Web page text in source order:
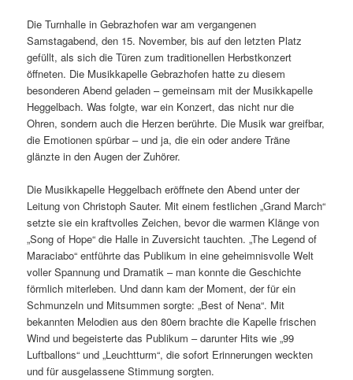
Die Turnhalle in Gebrazhofen war am vergangenen
Samstagabend, den 15. November, bis auf den letzten Platz
gefüllt, als sich die Türen zum traditionellen Herbstkonzert
öffneten. Die Musikkapelle Gebrazhofen hatte zu diesem
besonderen Abend geladen – gemeinsam mit der Musikkapelle
Heggelbach. Was folgte, war ein Konzert, das nicht nur die
Ohren, sondern auch die Herzen berührte. Die Musik war greifbar,
die Emotionen spürbar – und ja, die ein oder andere Träne
glänzte in den Augen der Zuhörer.
Die Musikkapelle Heggelbach eröffnete den Abend unter der
Leitung von Christoph Sauter. Mit einem festlichen „Grand March“
setzte sie ein kraftvolles Zeichen, bevor die warmen Klänge von
„Song of Hope“ die Halle in Zuversicht tauchten. „The Legend of
Maraciabo“ entführte das Publikum in eine geheimnisvolle Welt
voller Spannung und Dramatik – man konnte die Geschichte
förmlich miterleben. Und dann kam der Moment, der für ein
Schmunzeln und Mitsummen sorgte: „Best of Nena“. Mit
bekannten Melodien aus den 80ern brachte die Kapelle frischen
Wind und begeisterte das Publikum – darunter Hits wie „99
Luftballons“ und „Leuchtturm“, die sofort Erinnerungen weckten
und für ausgelassene Stimmung sorgten.